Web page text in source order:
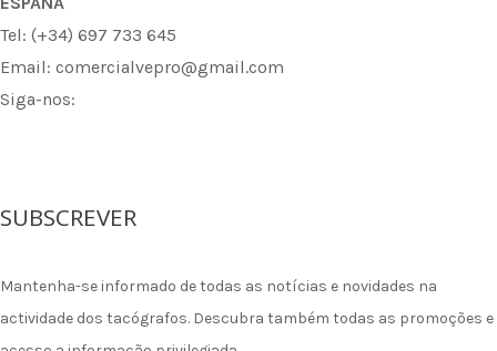
Tel: (+34) 697 733 645
Email: comercialvepro@gmail.com
Siga-nos:
a
c
e
n
s
t
n
k
SUBSCREVER
Mantenha-se informado de todas as notícias e novidades na
actividade dos tacógrafos. Descubra também todas as promoções e